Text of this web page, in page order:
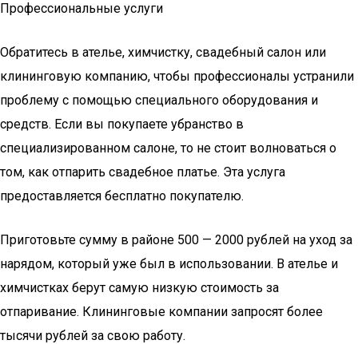
Профессиональные услуги
Обратитесь в ателье, химчистку, свадебный салон или
клининговую компанию, чтобы профессионалы устранили
проблему с помощью специального оборудования и
средств. Если вы покупаете убранство в
специализированном салоне, то не стоит волноваться о
том, как отпарить свадебное платье. Эта услуга
предоставляется бесплатно покупателю.
Приготовьте сумму в районе 500 — 2000 рублей на уход за
нарядом, который уже был в использовании. В ателье и
химчистках берут самую низкую стоимость за
отпаривание. Клининговые компании запросят более
тысячи рублей за свою работу.